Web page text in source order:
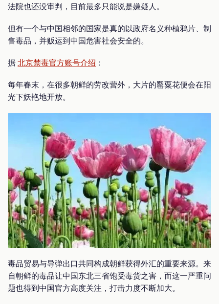
法院也还没审判，目前最多只能说是嫌疑人。
但有一个与中国相邻的国家是真的以政府名义种植鸦片、制
售毒品，并贩运到中国危害社会安全的。
据北京禁毒官方账号介绍 ：
每年春末，在很多朝鲜的劳改营外，大片的罂粟花便会在阳
光下妖艳地开放。
毒品贸易与导弹出口共同构成朝鲜获得外汇的重要来源。来
自朝鲜的毒品让中国东北三省饱受毒货之害，而这一严重问
题也得到中国官方高度关注，打击力度不断加大。